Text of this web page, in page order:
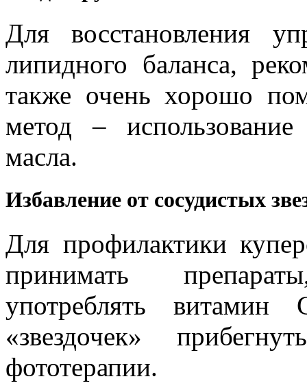
Для восстановления
липидного баланса,
также очень хорошо
метод –
масла.
Избавление от сосудистых
Для профилактики
принимать
употреблять
«звездочек»
фототерапии.